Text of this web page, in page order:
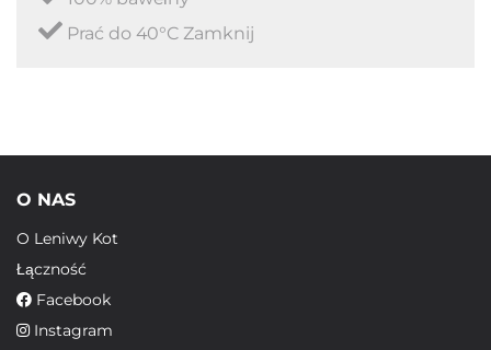
Prać do 40°C Zamknij
O NAS
O Leniwy Kot
Łączność
Facebook
Instagram